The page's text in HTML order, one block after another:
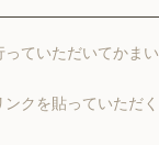
ていただいてかまい
クを貼っていただく